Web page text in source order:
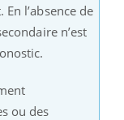
l’absence de
n’est
ou des